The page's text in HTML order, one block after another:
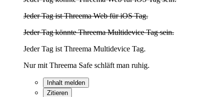
Jeder Tag ist Threema Web für iOS Tag.
Jeder Tag könnte Threema Multidevice Tag sein.
Jeder Tag ist Threema Multidevice Tag.
Nur mit Threema Safe schläft man ruhig.
Inhalt melden
Zitieren